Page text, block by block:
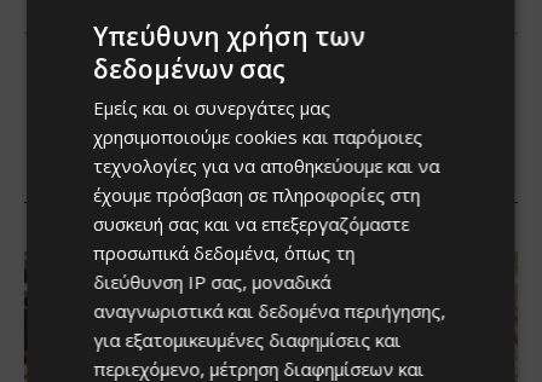
Υπεύθυνη χρήση των
δεδομένων σας
Εμείς και οι συνεργάτες μας
χρησιμοποιούμε cookies και παρόμοιες
τεχνολογίες για να αποθηκεύουμε και να
έχουμε πρόσβαση σε πληροφορίες στη
συσκευή σας και να επεξεργαζόμαστε
προσωπικά δεδομένα, όπως τη
διεύθυνση IP σας, μοναδικά
αναγνωριστικά και δεδομένα περιήγησης,
για εξατομικευμένες διαφημίσεις και
περιεχόμενο, μέτρηση διαφημίσεων και